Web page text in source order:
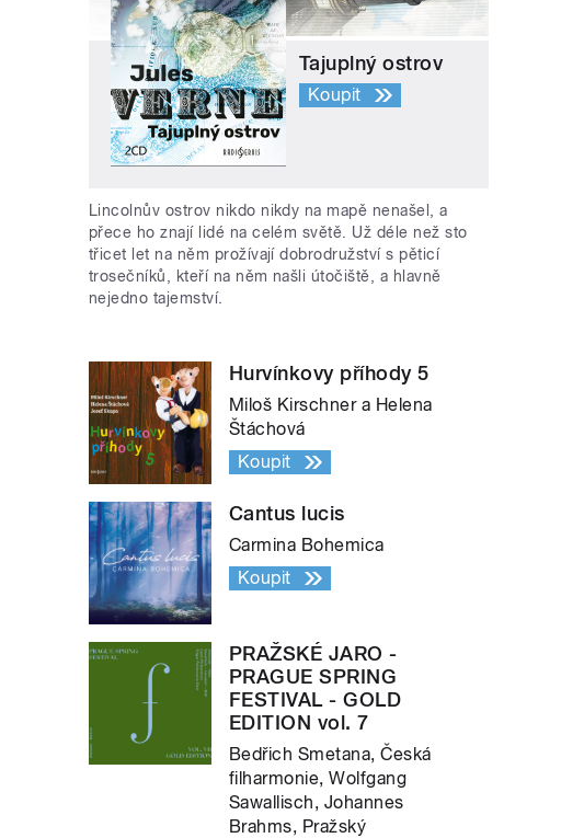
Tajuplný ostrov
Koupit
Lincolnův ostrov nikdo nikdy na mapě nenašel, a
přece ho znají lidé na celém světě. Už déle než sto
třicet let na něm prožívají dobrodružství s pěticí
trosečníků, kteří na něm našli útočiště, a hlavně
nejedno tajemství.
Hurvínkovy příhody 5
Miloš Kirschner a Helena
Štáchová
Koupit
Cantus lucis
Carmina Bohemica
Koupit
PRAŽSKÉ JARO -
PRAGUE SPRING
FESTIVAL - GOLD
EDITION vol. 7
Bedřich Smetana, Česká
filharmonie, Wolfgang
Sawallisch, Johannes
Brahms, Pražský